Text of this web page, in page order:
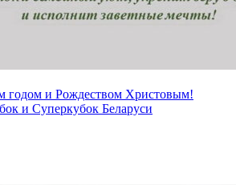
годом и Рождеством Христовым!
и Суперкубок Беларуси